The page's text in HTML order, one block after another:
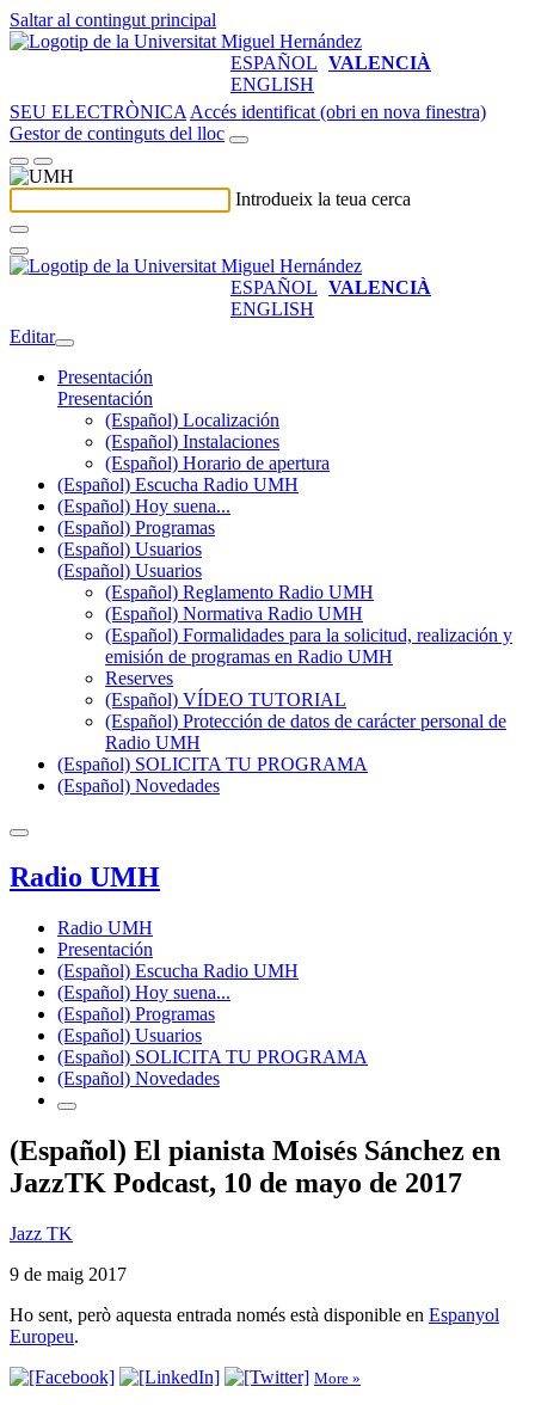
Saltar al contingut principal
ESPAÑOL VALENCIÀ
ENGLISH
SEU ELECTRÒNICA Accés identificat (obri en nova finestra)
Gestor de continguts del lloc
Introdueix la teua cerca
ESPAÑOL VALENCIÀ
ENGLISH
Editar
Presentación
Presentación
(Español) Localización
(Español) Instalaciones
(Español) Horario de apertura
(Español) Escucha Radio UMH
(Español) Hoy suena...
(Español) Programas
(Español) Usuarios
(Español) Usuarios
(Español) Reglamento Radio UMH
(Español) Normativa Radio UMH
(Español) Formalidades para la solicitud, realización y
emisión de programas en Radio UMH
Reserves
(Español) VÍDEO TUTORIAL
(Español) Protección de datos de carácter personal de
Radio UMH
(Español) SOLICITA TU PROGRAMA
(Español) Novedades
Radio UMH
Radio UMH
Presentación
(Español) Escucha Radio UMH
(Español) Hoy suena...
(Español) Programas
(Español) Usuarios
(Español) SOLICITA TU PROGRAMA
(Español) Novedades
(Español) El pianista Moisés Sánchez en
JazzTK Podcast, 10 de mayo de 2017
Jazz TK
9 de maig 2017
Ho sent, però aquesta entrada només està disponible en Espanyol
Europeu.
More »